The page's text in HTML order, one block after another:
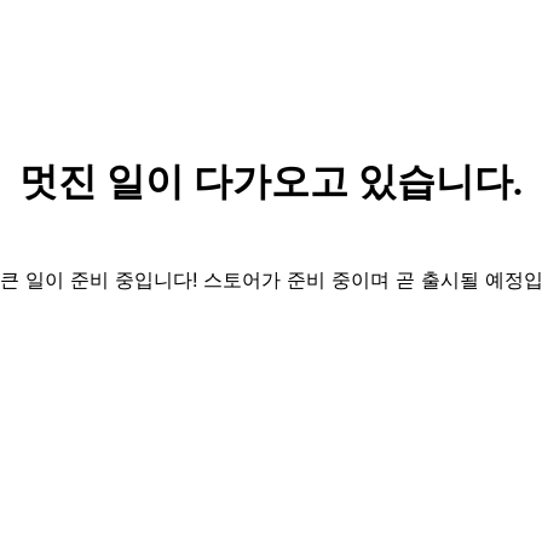
멋진 일이 다가오고 있습니다.
일이 준비 중입니다! 스토어가 준비 중이며 곧 출시될 예정